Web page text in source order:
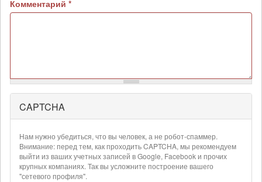
Комментарий *
Более
подробная
информация
текстовых
форматах
CAPTCHA
Нам нужно убедиться, что вы человек, а не робот-спаммер.
Внимание: перед тем, как проходить CAPTCHA, мы рекомендуем
выйти из ваших учетных записей в Google, Facebook и прочих
крупных компаниях. Так вы усложните построение вашего
"сетевого профиля".